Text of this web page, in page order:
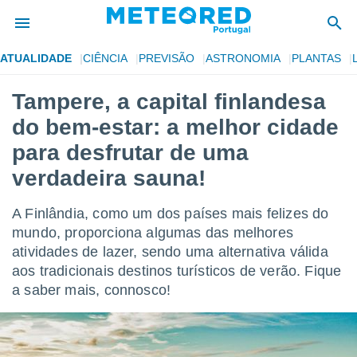
foi
para
as
fornecidas
a este
das
e
forma
digital
ATUALIDADE CIÊNCIA PREVISÃO ASTRONOMIA PLANTAS
Tampere, a capital finlandesa
do bem-estar: a melhor cidade
para desfrutar de uma
verdadeira sauna!
A Finlândia, como um dos países mais felizes do
mundo, proporciona algumas das melhores
atividades de lazer, sendo uma alternativa válida
aos tradicionais destinos turísticos de verão. Fique
a saber mais, connosco!